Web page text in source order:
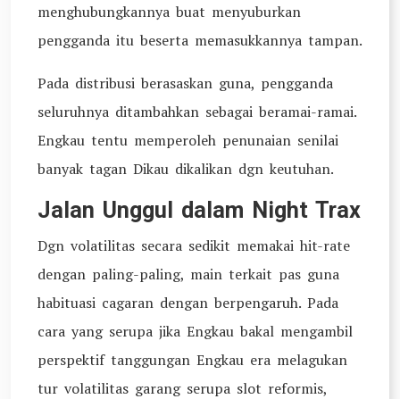
menghubungkannya buat menyuburkan
pengganda itu beserta memasukkannya tampan.
Pada distribusi berasaskan guna, pengganda
seluruhnya ditambahkan sebagai beramai-ramai.
Engkau tentu memperoleh penunaian senilai
banyak tagan Dikau dikalikan dgn keutuhan.
Jalan Unggul dalam Night Trax
Dgn volatilitas secara sedikit memakai hit-rate
dengan paling-paling, main terkait pas guna
habituasi cagaran dengan berpengaruh. Pada
cara yang serupa jika Engkau bakal mengambil
perspektif tanggungan Engkau era melagukan
tur volatilitas garang serupa slot reformis,